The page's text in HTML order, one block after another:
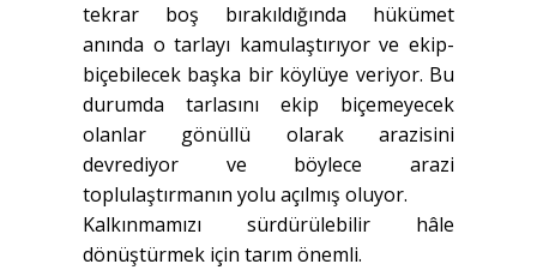
tekrar boş bırakıldığında hükümet
anında o tarlayı kamulaştırıyor ve ekip-
biçebilecek başka bir köylüye veriyor. Bu
durumda tarlasını ekip biçemeyecek
olanlar gönüllü olarak arazisini
devrediyor ve böylece arazi
toplulaştırmanın yolu açılmış oluyor.
Kalkınmamızı sürdürülebilir hâle
dönüştürmek için tarım önemli.